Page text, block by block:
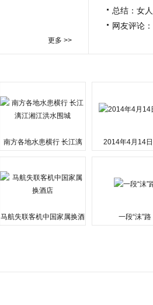
更多 >>
总结：女
网友评论
南方各地水患横行 长江漓
2014年4月14
马航失联客机中国家属换酒
一段“沫”路